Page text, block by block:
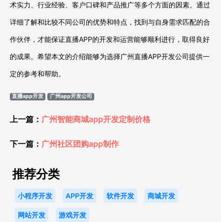
术实力、行业经验、客户口碑和产品推广等多个方面的因素。通过
详细了解和比较不同公司的优势和特点，找到与自身需求匹配的合
作伙伴，才能保证直播APP的开发和运营能够顺利进行，取得良好
的成果。希望本文的介绍能够为选择广州直播APP开发公司提供一
定的参考和帮助。
直播app开发 广州app开发公司
上一篇： 广州智能商城app开发定制价格
下一篇： 广州社区团购app制作
推荐分类
小程序开发 APP开发 软件开发 商城开发
网站开发 游戏开发